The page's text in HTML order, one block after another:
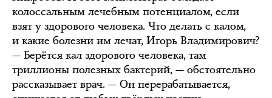
колоссальным лечебным потенциалом, если
взят у здорового человека. Что делать с калом,
и какие болезни им лечат, Игорь Владимирович?
— Берётся кал здорового человека, там
триллионы полезных бактерий, — обстоятельно
рассказывает врач. — Он перерабатывается,